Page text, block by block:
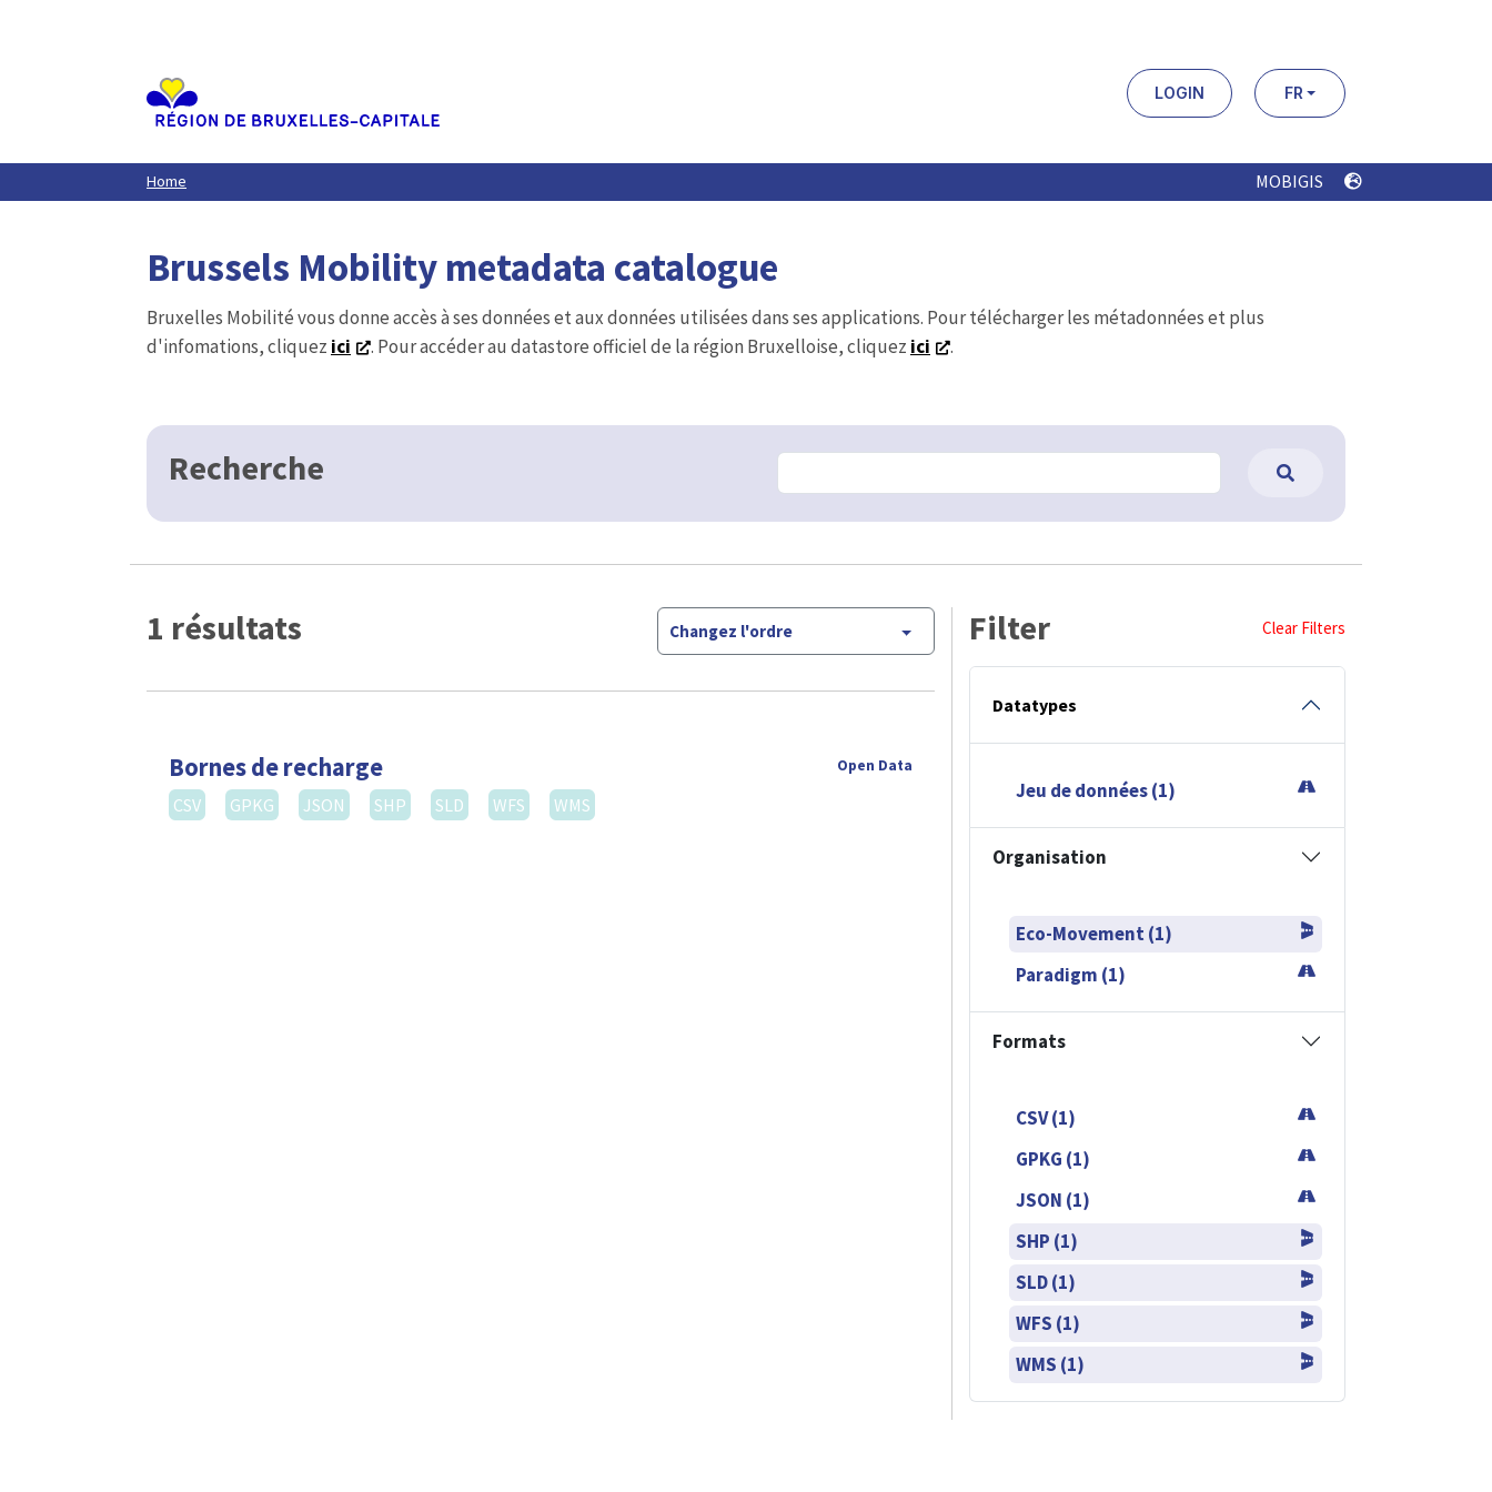
LOGIN FR
Home MOBIGIS
Brussels Mobility metadata catalogue
Bruxelles Mobilité vous donne accès à ses données et aux données utilisées dans ses applications. Pour télécharger les métadonnées et plus
d'infomations, cliquez ici . Pour accéder au datastore officiel de la région Bruxelloise, cliquez ici .
Recherche
1 résultats Changez l'ordre
Bornes de recharge Open Data
CSV GPKG JSON SHP SLD WFS WMS
Filter Clear Filters
Datatypes
Jeu de données (1)
Organisation
Eco-Movement (1)
Paradigm (1)
Formats
CSV (1)
GPKG (1)
JSON (1)
SHP (1)
SLD (1)
WFS (1)
WMS (1)